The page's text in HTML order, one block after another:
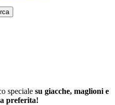
speciale su giacche, maglioni e
preferita!